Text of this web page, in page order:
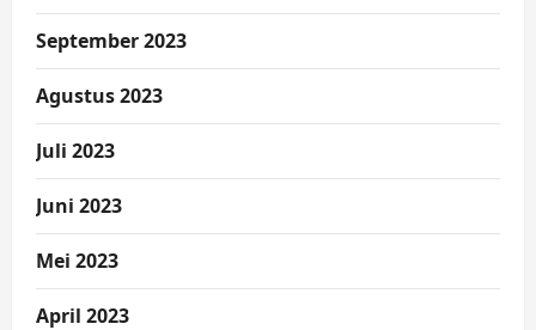
September 2023
Agustus 2023
Juli 2023
Juni 2023
Mei 2023
April 2023